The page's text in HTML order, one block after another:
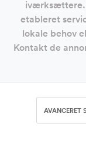
iværksættere.
etableret
lokale behov
Kontakt de
AVANCERET